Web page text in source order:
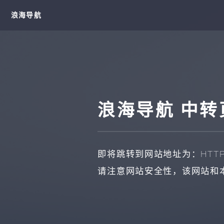
浪海导航
浪海导航 中转
即将跳转到网站地址为：
请注意网站安全性，该网站和